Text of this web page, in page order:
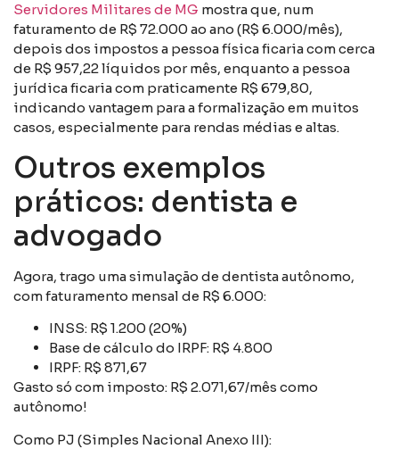
Servidores Militares de MG mostra que, num
faturamento de R$ 72.000 ao ano (R$ 6.000/mês),
depois dos impostos a pessoa física ficaria com cerca
de R$ 957,22 líquidos por mês, enquanto a pessoa
jurídica ficaria com praticamente R$ 679,80,
indicando vantagem para a formalização em muitos
casos, especialmente para rendas médias e altas.
Outros exemplos
práticos: dentista e
advogado
Agora, trago uma simulação de dentista autônomo,
com faturamento mensal de R$ 6.000:
INSS: R$ 1.200 (20%)
Base de cálculo do IRPF: R$ 4.800
IRPF: R$ 871,67
Gasto só com imposto: R$ 2.071,67/mês como
autônomo!
Como PJ (Simples Nacional Anexo III):